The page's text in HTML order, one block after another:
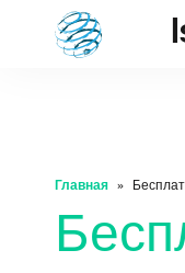
Главная